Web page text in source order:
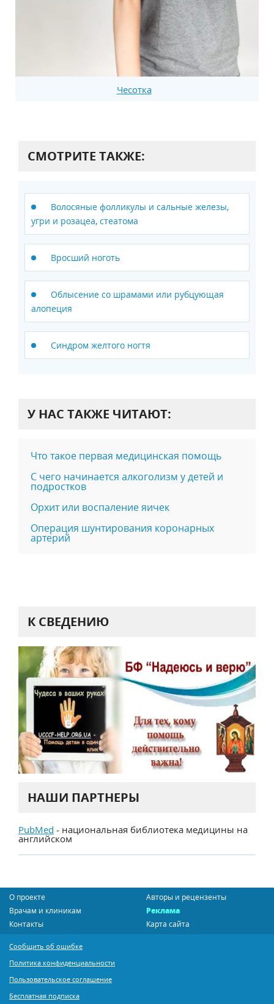
Чесотка
СМОТРИТЕ ТАКЖЕ:
Волосяные фолликулы и сальные железы,
угри и розацеа, стеатома
Вросший ноготь
Облысение со шрамами или рубцующая
алопеция
Синдром желтого ногтя
У НАС ТАКЖЕ ЧИТАЮТ:
Что такое первая медицинская помощь
С чего начинается алкоголизм у детей и
подростков
Орхит или воспаление яичек
Операция шунтирования коронарных
артерий
К СВЕДЕНИЮ
НАШИ ПАРТНЕРЫ
PubMed - национальная библиотека медицины на
английском
О проекте
Авторы и рецензенты
Врачам и клиникам
Реклама
Контакты
Карта сайта
Сообщить об ошибке
Политика конфиденциальности
Пользовательское соглашение
Бесплатная подписка